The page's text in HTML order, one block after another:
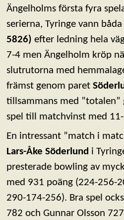
Ängelholms första fyra
serierna, Tyringe vann
5826) efter ledning hela
7-4 men Ängelholm kröp
slutrutorna med
främst genom paret
tillsammans med ”totalen”
spel till matchvinst med
En intressant ”match i
Lars-Åke Söderlund i
presterade bowling av
med 931 poäng (224-256-
290-174-256). Bra spel
782 och Gunnar Olsson